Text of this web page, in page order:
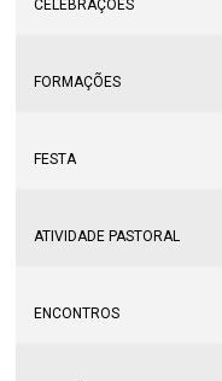
CELEBRAÇÕES
FORMAÇÕES
FESTA
ATIVIDADE PASTORAL
ENCONTROS